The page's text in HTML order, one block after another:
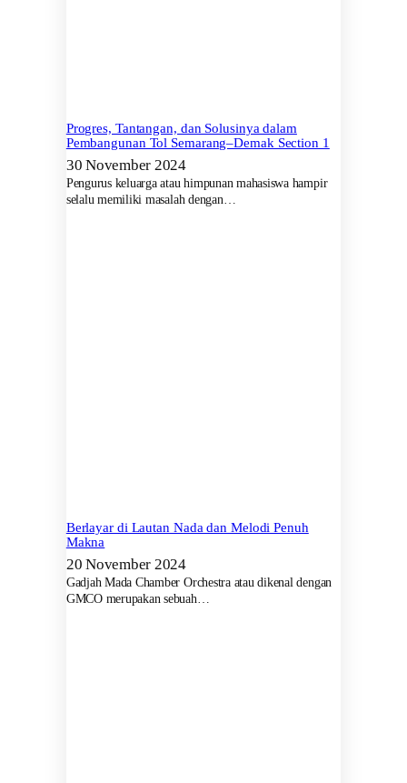
Progres, Tantangan, dan Solusinya dalam
Pembangunan Tol Semarang–Demak Section 1
30 November 2024
Pengurus keluarga atau himpunan mahasiswa hampir
selalu memiliki masalah dengan…
Berlayar di Lautan Nada dan Melodi Penuh
Makna
20 November 2024
Gadjah Mada Chamber Orchestra atau dikenal dengan
GMCO merupakan sebuah…